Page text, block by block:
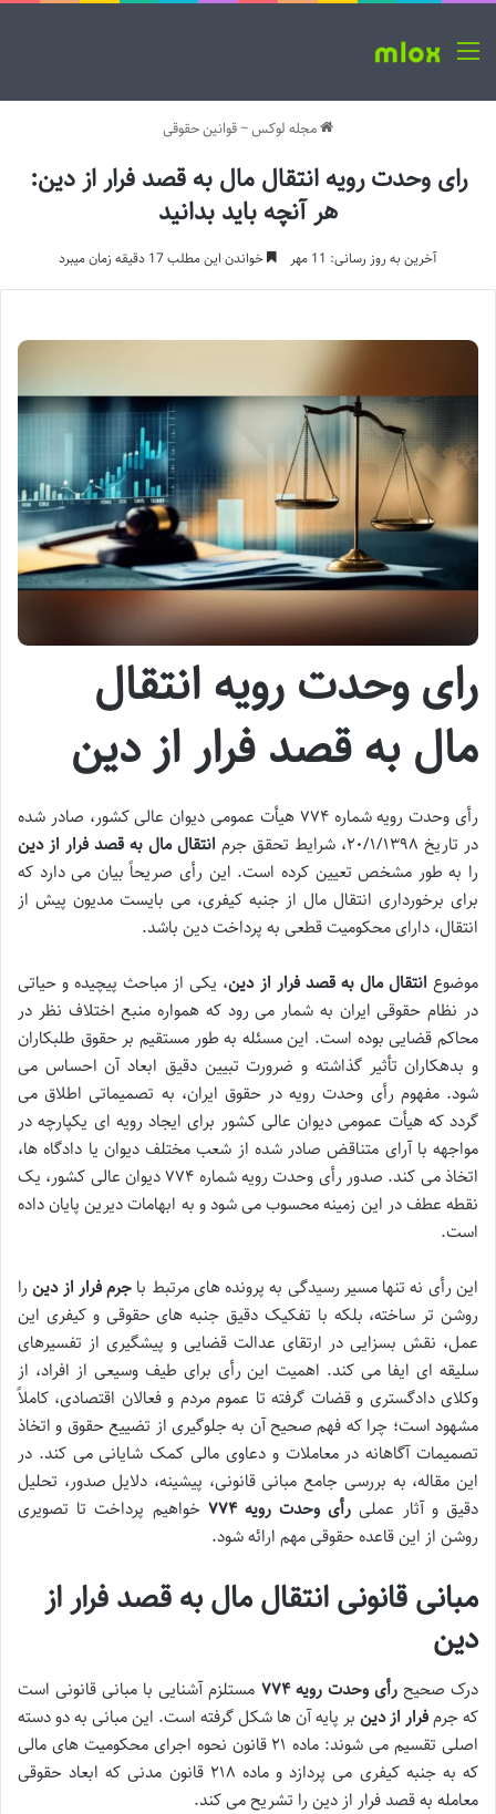
منو
مجله لوکس~قوانین حقوقی
رای وحدت رویه انتقال مال به قصد فرار از دین:
هر آنچه باید بدانید
آخرین به روز رسانی: 11 مهر خواندن این مطلب 17 دقیقه زمان میبرد
رای وحدت رویه انتقال
مال به قصد فرار از دین
رأی وحدت رویه شماره ۷۷۴ هیأت عمومی دیوان عالی کشور، صادر شده
در تاریخ ۲۰/۱/۱۳۹۸، شرایط تحقق جرم
انتقال مال به قصد فرار از دین
را به طور مشخص تعیین کرده است. این رأی صریحاً بیان می دارد که
برای برخورداری انتقال مال از جنبه کیفری، می بایست مدیون پیش از
انتقال، دارای محکومیت قطعی به پرداخت دین باشد.
موضوع انتقال مال به قصد فرار از دین، یکی از مباحث پیچیده و حیاتی
در نظام حقوقی ایران به شمار می رود که همواره منبع اختلاف نظر در
محاکم قضایی بوده است. این مسئله به طور مستقیم بر حقوق طلبکاران
و بدهکاران تأثیر گذاشته و ضرورت تبیین دقیق ابعاد آن احساس می
شود. مفهوم رأی وحدت رویهدر حقوق ایران، به تصمیماتی اطلاق می
گردد که هیأت عمومی دیوان عالی کشور برای ایجاد رویه ای یکپارچه در
مواجهه با آرای متناقض صادر شده از شعب مختلف دیوان یا دادگاه ها،
اتخاذ می کند. صدور رأی وحدت رویه شماره ۷۷۴ دیوان عالی کشور، یک
نقطه عطف در این زمینه محسوب می شود و به ابهامات دیرین پایان داده
است.
این رأی نه تنها مسیر رسیدگی به پرونده های مرتبط با جرم فرار از دینرا
روشن تر ساخته، بلکه با تفکیک دقیق جنبه های حقوقی و کیفری این
عمل، نقش بسزایی در ارتقای عدالت قضایی و پیشگیری از تفسیرهای
سلیقه ای ایفا می کند. اهمیت این رأی برای طیف وسیعی از افراد، از
وکلای دادگستری و قضات گرفته تا عموم مردم و فعالان اقتصادی، کاملاً
مشهود است؛ چرا که فهم صحیح آن به جلوگیری از تضییع حقوق و اتخاذ
تصمیمات آگاهانه در معاملات و دعاوی مالی کمک شایانی می کند. در
این مقاله، به بررسی جامع مبانی قانونی، پیشینه، دلایل صدور، تحلیل
دقیق و آثار عملی رأی وحدت رویه ۷۷۴
خواهیم پرداخت تا تصویری
روشن از این قاعده حقوقی مهم ارائه شود.
مبانی قانونیانتقال مال به قصد فرار از
دین
درک صحیحرأی وحدت رویه ۷۷۴
مستلزم آشنایی با مبانی قانونی است
که جرمفرار از دین بر پایه آن ها شکل گرفته است. این مبانی به دو دسته
اصلی تقسیم می شوند: ماده ۲۱ قانون نحوه اجرای محکومیت های مالی
که به جنبه کیفری می پردازد و ماده ۲۱۸ قانون مدنی که ابعاد حقوقی
معامله به قصد فرار از دین را تشریح می کند.